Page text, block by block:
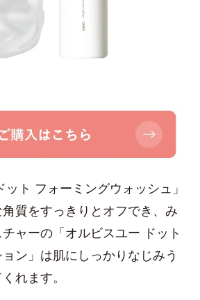
ット フォーミングウォッシュ」
質をすっきりとオフでき、み
ャーの「オルビスユー ドット
ン」は肌にしっかりなじみう
れます。